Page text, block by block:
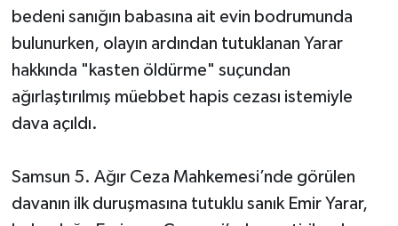
bedeni sanığın babasına ait evin bodrumunda
bulunurken, olayın ardından tutuklanan Yarar
hakkında "kasten öldürme" suçundan
ağırlaştırılmış müebbet hapis cezası istemiyle
dava açıldı.
Samsun 5. Ağır Ceza Mahkemesi’nde görülen
davanın ilk duruşmasına tutuklu sanık Emir Yarar,